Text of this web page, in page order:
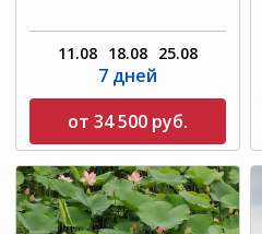
11.08 18.08 25.08
7 дней
от 34 500 руб.